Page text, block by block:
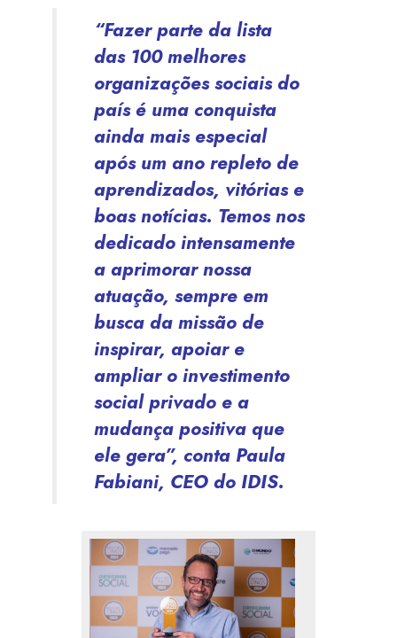
“Fazer parte da lista
das 100 melhores
organizações sociais do
país é uma conquista
ainda mais especial
após um ano repleto de
aprendizados, vitórias e
boas notícias. Temos nos
dedicado intensamente
a aprimorar nossa
atuação, sempre em
busca da missão de
inspirar, apoiar e
ampliar o investimento
social privado e a
mudança positiva que
ele gera”, conta Paula
Fabiani, CEO do IDIS.